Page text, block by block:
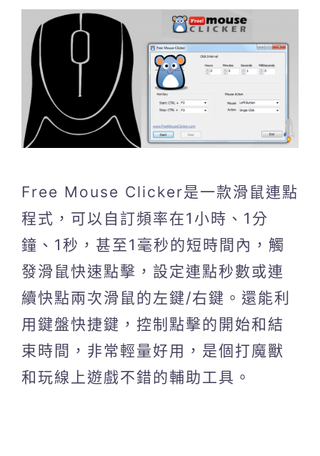
Free Mouse Clicker是一款滑鼠連點
程式，可以自訂頻率在1小時、1分
鐘、1秒，甚至1毫秒的短時間內，觸
發滑鼠快速點擊，設定連點秒數或連
續快點兩次滑鼠的左鍵/右鍵。還能利
用鍵盤快捷鍵，控制點擊的開始和結
束時間，非常輕量好用，是個打魔獸
和玩線上遊戲不錯的輔助工具。